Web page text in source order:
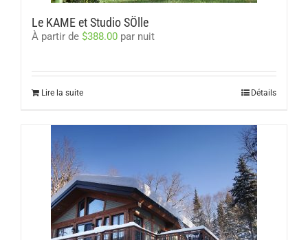
Le KAME et Studio SÖlle
À partir de $388.00 par nuit
Lire la suite Détails